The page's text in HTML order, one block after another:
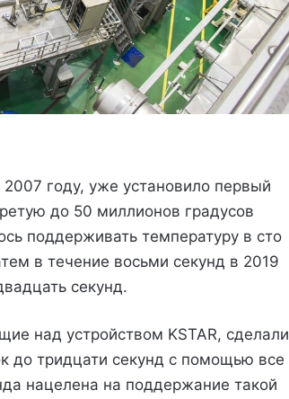
году, уже установило первый
до 50 миллионов градусов
поддерживать температуру в сто
в течение восьми секунд в 2019
секунд.
над устройством KSTAR, сделали
до тридцати секунд с помощью все
нацелена на поддержание такой